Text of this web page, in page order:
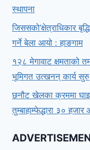
स्थापना
जिससको‘क्षेत्राधिकार
गर्ने बेला आयो : हाङगाम
१२८ मेगावाट क्षमताको
भूमिगत उत्खनन् कार्य सुरु
छनौट खेलका क्रममा
तुम्बाहाम्फेद्धारा ३०